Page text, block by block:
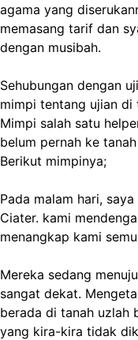
agama yang
memasang tarif dan
dengan musibah.
Sehubungan dengan
mimpi tentang ujian di
Mimpi salah satu
belum pernah ke
Berikut mimpinya;
Pada malam hari,
Ciater. kami
menangkap kami
Mereka sedang
sangat dekat.
berada di tanah uzlah
yang kira-kira tidak